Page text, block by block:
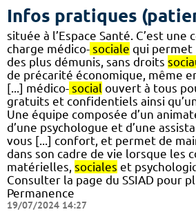
Infos pratiques
située à l’Espace Santé. C’est une
charge médico- sociale qui permet
des plus démunis, sans droits
de précarité économique, même
[...] médico- social ouvert à tous
gratuits et confidentiels ainsi qu’un
Une équipe composée d’un
d’une psychologue et d’une
vous [...] confort, et permet de
dans son cadre de vie lorsque les
matérielles, sociales et
Consulter la page du SSIAD pour
Permanence
19/07/2024 14:27